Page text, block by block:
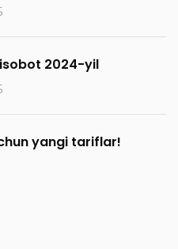
2024-yil
yangi tariflar!